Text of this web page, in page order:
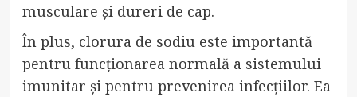
musculare și dureri de cap.
În plus, clorura de sodiu este importantă
pentru funcționarea normală a sistemului
imunitar și pentru prevenirea infecțiilor. Ea